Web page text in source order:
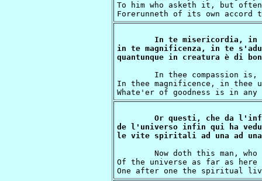
To him who asketh it, but
In te misericordia, in
in te magnificenza, in te
In thee magnificence, in thee
Or questi, che da
de l'universo infin qui ha
Of the universe as far as here